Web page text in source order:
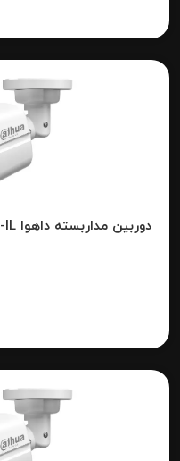
دوربین مداربسته داهوا DH-IPC-HFW1439TL1P-A-IL